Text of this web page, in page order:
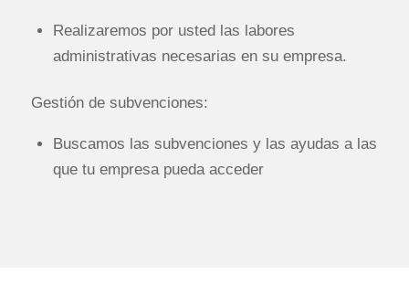
Realizaremos por usted las labores
administrativas necesarias en su empresa.
Gestión de subvenciones:
Buscamos las subvenciones y las ayudas a las
que tu empresa pueda acceder